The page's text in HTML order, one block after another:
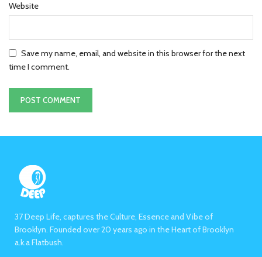
Website
Save my name, email, and website in this browser for the next
time I comment.
37 Deep Life, captures the Culture, Essence and Vibe of
Brooklyn. Founded over 20 years ago in the Heart of Brooklyn
a.k.a Flatbush.